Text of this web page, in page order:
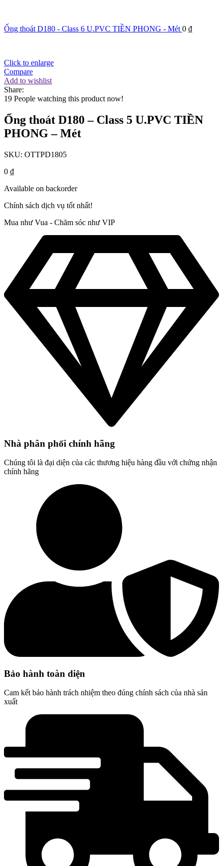
Ống thoát D180 - Class 6 U.PVC TIỀN PHONG - Mét 0 ₫
Click to enlarge
Compare
Add to wishlist
Share:
19 People watching this product now!
Ống thoát D180 – Class 5 U.PVC TIỀN
PHONG – Mét
SKU: OTTPD1805
0 ₫
Available on backorder
Chính sách dịch vụ tốt nhất!
Mua như Vua - Chăm sóc như VIP
Nhà phân phối chính hãng
Chúng tôi là đại diện của các thương hiệu hàng đầu với chứng nhận
chính hãng
Bảo hành toàn diện
Cam kết bảo hành trách nhiệm theo đúng chính sách của nhà sản
xuất